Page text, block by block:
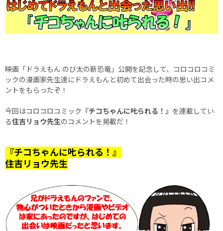
映画「ドラえもん のび太の新恐竜」公開を記念して、コロコロコミ
ックの漫画家先生達にドラえもんと初めて出会った時の思い出コメ
ントをもらったぞ！
今回はコロコロコミック 『チコちゃんに𠮟られる！』 を連載してい
る住吉リョウ先生のコメントを掲載だ！
『チコちゃんに𠮟られる！』
住吉リョウ先生